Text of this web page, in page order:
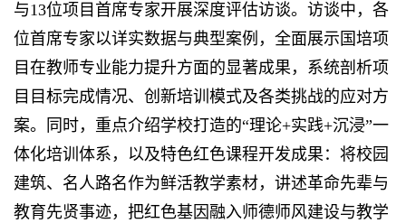
与13位项目首席专家开展深度评估访谈。访谈中，各
位首席专家以详实数据与典型案例，全面展示国培项
目在教师专业能力提升方面的显著成果，系统剖析项
目目标完成情况、创新培训模式及各类挑战的应对方
案。同时，重点介绍学校打造的“理论+实践+沉浸”一
体化培训体系，以及特色红色课程开发成果：将校园
建筑、名人路名作为鲜活教学素材，讲述革命先辈与
教育先贤事迹，把红色基因融入师德师风建设与教学